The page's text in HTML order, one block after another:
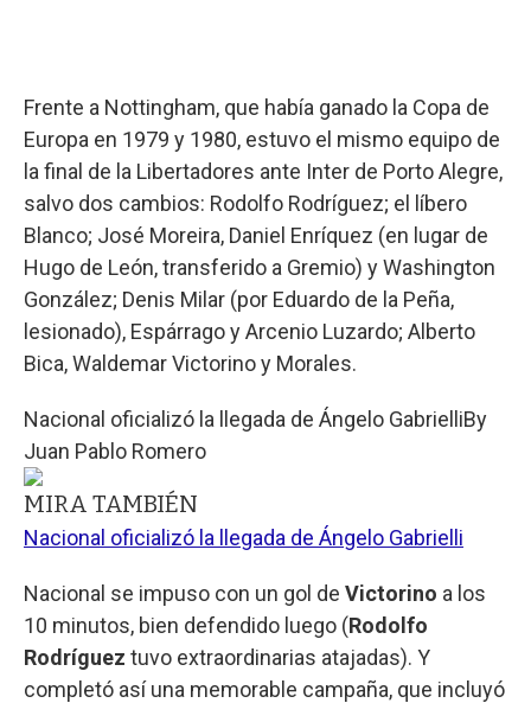
Frente a Nottingham, que había ganado la Copa de
Europa en 1979 y 1980, estuvo el mismo equipo de
la final de la Libertadores ante Inter de Porto Alegre,
salvo dos cambios: Rodolfo Rodríguez; el líbero
Blanco; José Moreira, Daniel Enríquez (en lugar de
Hugo de León, transferido a Gremio) y Washington
González; Denis Milar (por Eduardo de la Peña,
lesionado), Espárrago y Arcenio Luzardo; Alberto
Bica, Waldemar Victorino y Morales.
Nacional oficializó la llegada de Ángelo GabrielliBy
Juan Pablo Romero
MIRA TAMBIÉN
Nacional oficializó la llegada de Ángelo Gabrielli
Nacional se impuso con un gol de Victorino a los
10 minutos, bien defendido luego (Rodolfo
Rodríguez tuvo extraordinarias atajadas). Y
completó así una memorable campaña, que incluyó